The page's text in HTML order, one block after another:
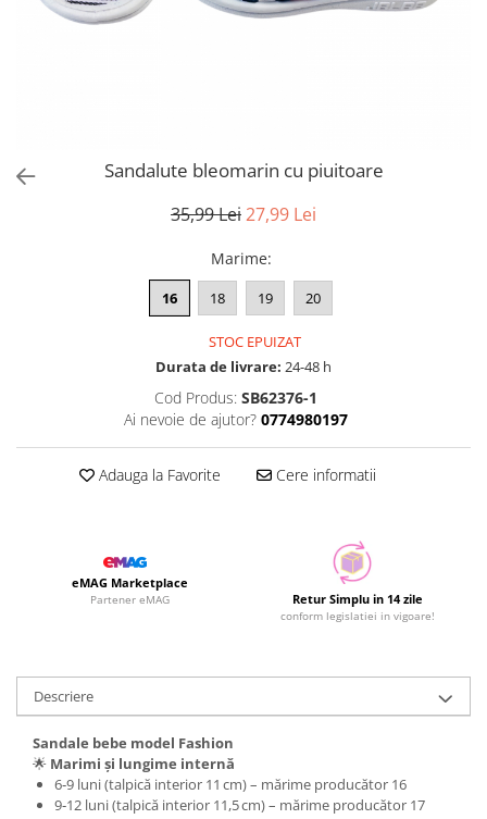
Sandalute bleomarin cu piuitoare
35,99 Lei27,99 Lei
Marime:
16 18 19 20
STOC EPUIZAT
Durata de livrare: 24-48 h
Cod Produs: SB62376-1
Ai nevoie de ajutor? 0774980197
Adauga la Favorite Cere informatii
eMAG Marketplace
Partener eMAG Retur Simplu in 14 zile
conform legislatiei in vigoare!
Descriere
Sandale bebe model Fashion
🌟 Marimi și lungime internă
6‑9 luni (talpică interior 11 cm) – mărime producător 16
9‑12 luni (talpică interior 11,5 cm) – mărime producător 17